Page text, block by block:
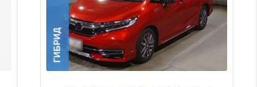
ГИБРИД